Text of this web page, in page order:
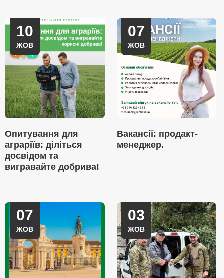
10
ЖОВ
Опитування для
аграріїв: діліться
досвідом та
вигравайте добрива!
07
ЖОВ
Вакансії: продакт-
менеджер.
07
ЖОВ
03
ЖОВ